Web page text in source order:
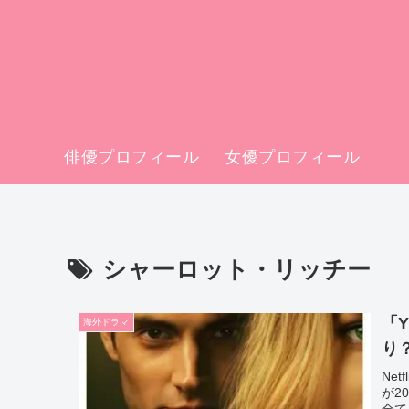
俳優プロフィール 女優プロフィール
シャーロット・リッチー
海外ドラマ
り
が